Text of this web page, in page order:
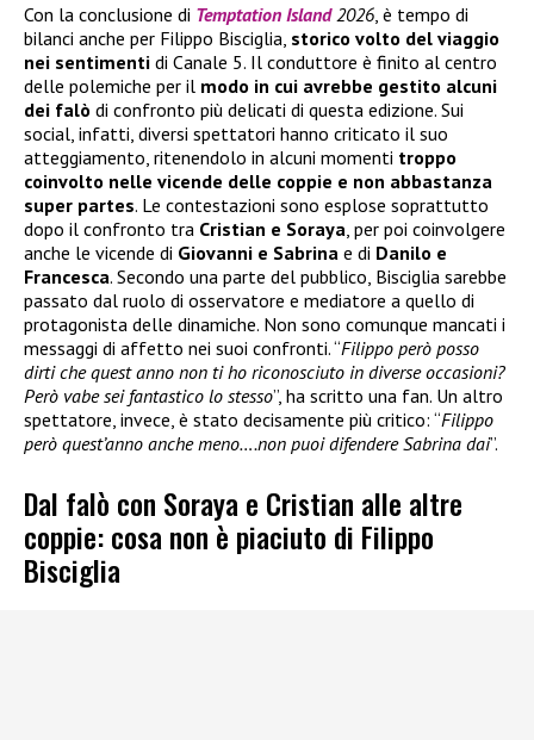
Con la conclusione di Temptation Island 2026 , è tempo di
bilanci anche per Filippo Bisciglia, storico volto del viaggio
nei sentimenti di Canale 5. Il conduttore è finito al centro
delle polemiche per il modo in cui avrebbe gestito alcuni
dei falò di confronto più delicati di questa edizione. Sui
social, infatti, diversi spettatori hanno criticato il suo
atteggiamento, ritenendolo in alcuni momenti troppo
coinvolto nelle vicende delle coppie e non abbastanza
super partes. Le contestazioni sono esplose soprattutto
dopo il confronto tra Cristian e Soraya , per poi coinvolgere
anche le vicende di Giovanni e Sabrina e di Danilo e
Francesca. Secondo una parte del pubblico, Bisciglia sarebbe
passato dal ruolo di osservatore e mediatore a quello di
protagonista delle dinamiche. Non sono comunque mancati i
messaggi di affetto nei suoi confronti. “Filippo però posso
dirti che quest anno non ti ho riconosciuto in diverse occasioni?
Però vabe sei fantastico lo stesso”, ha scritto una fan. Un altro
spettatore, invece, è stato decisamente più critico: “Filippo
però quest’anno anche meno….non puoi difendere Sabrina dai”.
Dal falò con Soraya e Cristian alle altre
coppie: cosa non è piaciuto di Filippo
Bisciglia